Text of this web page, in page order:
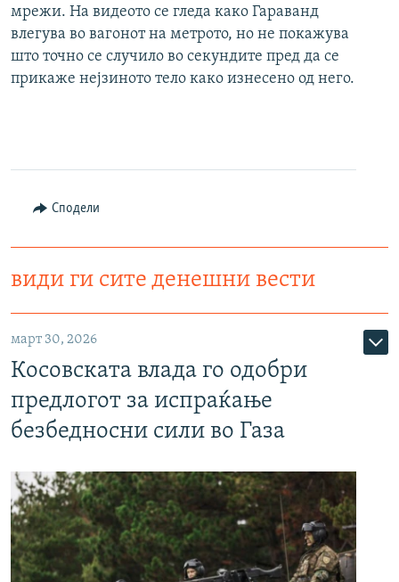
мрежи. На видеото се гледа како Гараванд
влегува во вагонот на метрото, но не покажува
што точно се случило во секундите пред да се
прикаже нејзиното тело како изнесено од него.
Сподели
види ги сите денешни вести
март 30, 2026
Косовската влада го одобри
предлогот за испраќање
безбедносни сили во Газа